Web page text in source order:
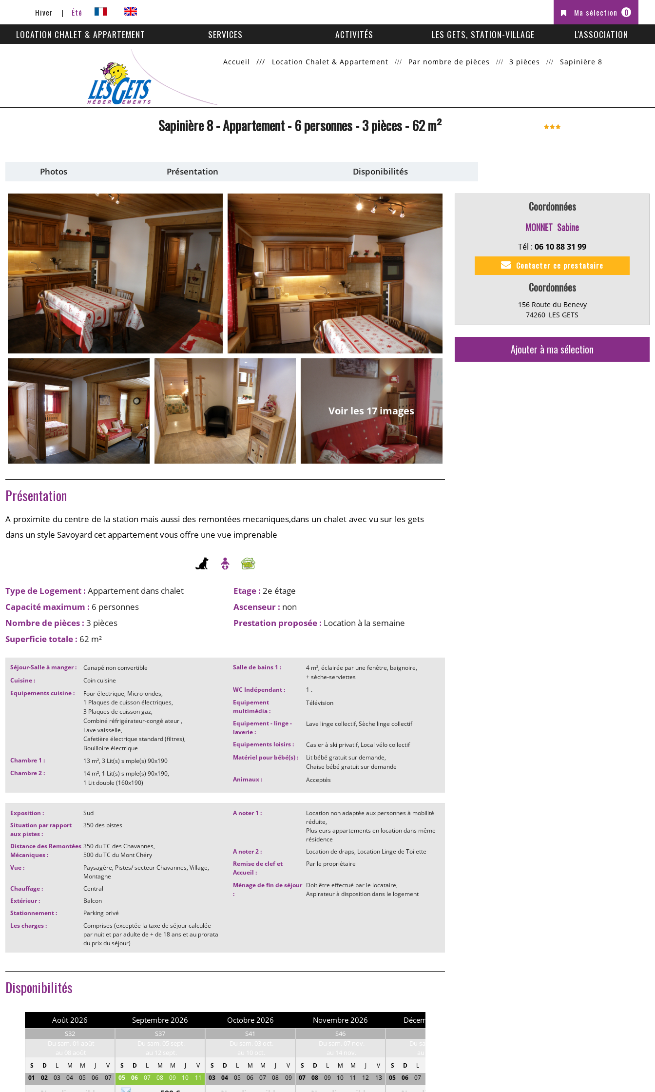
Hiver Été Ma sélection 0
LOCATION CHALET & APPARTEMENT SERVICES ACTIVITÉS LES GETS, STATION-VILLAGE L'ASSOCIATION
Accueil /// Location Chalet & Appartement Par nombre de pièces 3 pièces Sapinière 8
Sapinière 8- Appartement- 6 personnes- 3 pièces-62m²
Photos Présentation Disponibilités
Voir les 17 images
Présentation
A proximite du centre de la station mais aussi des remontées mecaniques,dans un chalet avec vu sur les gets
dans un style Savoyard cet appartement vous offre une vue imprenable
Type de Logement : Appartement dans chalet
Capacité maximum : 6 personnes
Nombre de pièces : 3 pièces
Superficie totale : 62 m²
Etage : 2e étage
Ascenseur : non
Prestation proposée : Location à la semaine
Séjour-Salle à manger:
Canapé non convertible
Cuisine:
Coin cuisine
Equipements cuisine: Four électrique Micro-ondes
1 Plaques de cuisson électriques
3 Plaques de cuisson gaz
Combiné réfrigérateur-congélateur
Lave vaisselle
Cafetière électrique standard (filtres)
Bouilloire électrique
Chambre 1: 13 m² 3 Lit(s) simple(s) 90x190
Chambre 2: 14 m² 1 Lit(s) simple(s) 90x190
1 Lit double (160x190)
Salle de bains 1 : 4 m² éclairée par une fenêtre baignoire
+ sèche-serviettes
WC Indépendant: 1 .
Equipement
multimédia:
Télévision
Equipement - linge -
laverie:
Lave linge collectif Sèche linge collectif
Equipements loisirs: Casier à ski privatif Local vélo collectif
Matériel pour bébé(s):
Lit bébé gratuit sur demande
Chaise bébé gratuit sur demande
Animaux: Acceptés
Exposition:
Sud
Situation par rapport
aux pistes:
350des pistes
Distance des Remontées
Mécaniques:
350du TC des Chavannes
500du TC du Mont Chéry
Vue: Paysagère Pistes/ secteur Chavannes Village
Montagne
Chauffage:
Central
Extérieur:
Balcon
Stationnement:
Parking privé
Les charges:
Comprises (exceptée la taxe de séjour calculée
par nuit et par adulte de + de 18 ans et au prorata
du prix du séjour)
A noter 1 :
Location non adaptée aux personnes à mobilité
réduite
Plusieurs appartements en location dans même
résidence
A noter 2: Location de draps Location Linge de Toilette
Remise de clef et
Accueil :
Par le propriétaire
Ménage de fin de séjour
:
Doit être effectué par le locataire
Aspirateur à disposition dans le logement
Disponibilités
Août 2026
S32
Du sam. 01 août
au 08 août
S D L M M J
V
01
02 03 04 05 06 07
Septembre 2026
S37
Du sam. 05 sept.
au 12 sept.
S D L M M J
V
05
06 07 08 09 10 11
Octobre 2026
S41
Du sam. 03 oct.
au 10 oct.
S D L M M J
V
03
04 05 06 07 08 09
Novembre 2026
S46
Du sam. 07 nov.
au 14 nov.
S D L M M J
V
07
08 09 10 11 12 13
Décembre 2026
Du sam. 05 déc.
au 12 déc.
S D L
05
06 07
Coordonnées
MONNET Sabine
Contacter ce prestataire
Tél : 06 10 88 31 99
Coordonnées
156 Route du Benevy
74260 LES GETS
Ajouter à ma sélection